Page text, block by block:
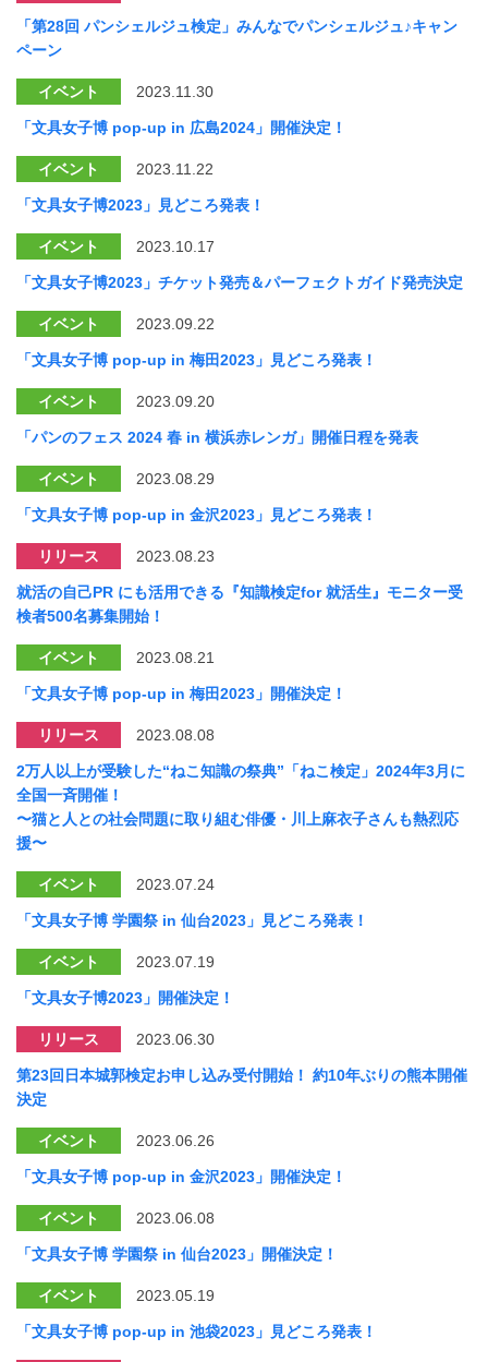
「第28回 パンシェルジュ検定」みんなでパンシェルジュ♪キャン
ペーン
イベント 2023.11.30
「文具女子博 pop-up in 広島2024」開催決定！
イベント 2023.11.22
「文具女子博2023」見どころ発表！
イベント 2023.10.17
「文具女子博2023」チケット発売＆パーフェクトガイド発売決定
イベント 2023.09.22
「文具女子博 pop-up in 梅田2023」見どころ発表！
イベント 2023.09.20
「パンのフェス 2024 春 in 横浜赤レンガ」開催日程を発表
イベント 2023.08.29
「文具女子博 pop-up in 金沢2023」見どころ発表！
リリース 2023.08.23
就活の自己PR にも活用できる『知識検定for 就活生』モニター受
検者500名募集開始！
イベント 2023.08.21
「文具女子博 pop-up in 梅田2023」開催決定！
リリース 2023.08.08
2万人以上が受験した“ねこ知識の祭典”「ねこ検定」2024年3月に
全国一斉開催！
〜猫と人との社会問題に取り組む俳優・川上麻衣子さんも熱烈応
援〜
イベント 2023.07.24
「文具女子博 学園祭 in 仙台2023」見どころ発表！
イベント 2023.07.19
「文具女子博2023」開催決定！
リリース 2023.06.30
第23回⽇本城郭検定お申し込み受付開始！ 約10年ぶりの熊本開催
決定
イベント 2023.06.26
「文具女子博 pop-up in 金沢2023」開催決定！
イベント 2023.06.08
「文具女子博 学園祭 in 仙台2023」開催決定！
イベント 2023.05.19
「文具女子博 pop-up in 池袋2023」見どころ発表！